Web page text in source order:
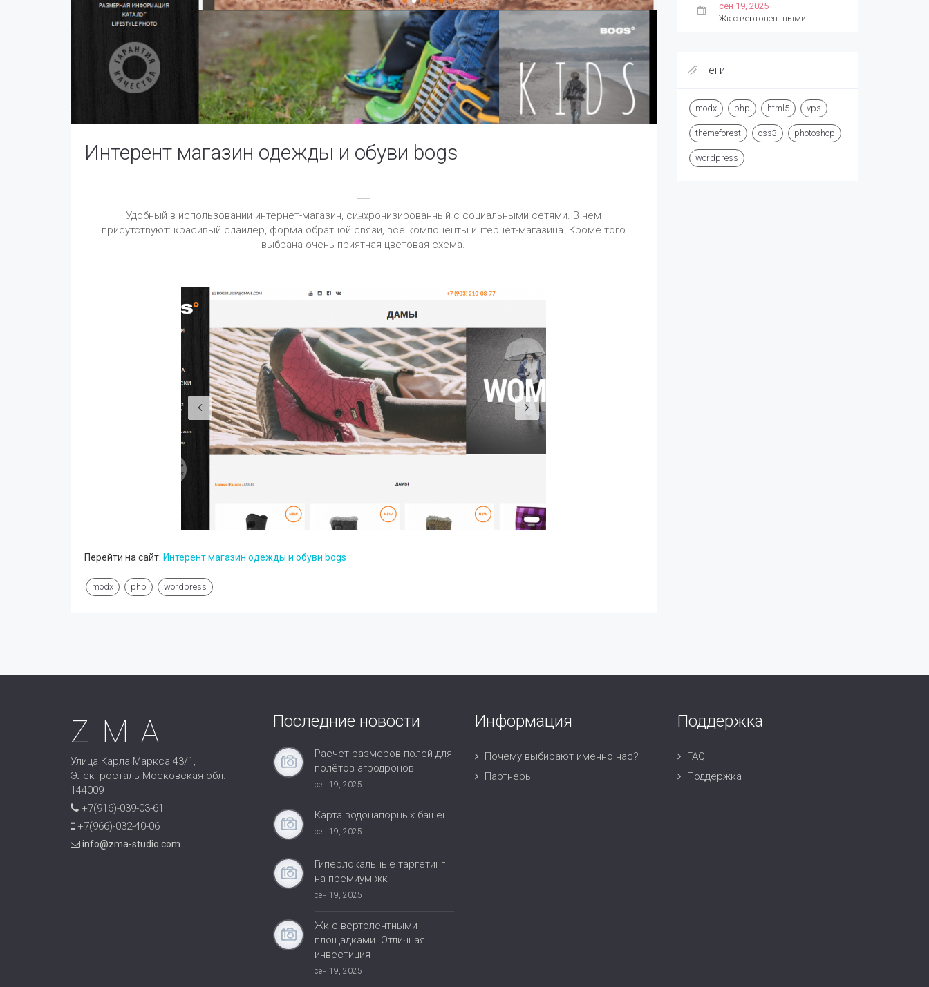
Интерент магазин одежды и обуви bogs
Удобный в использовании интернет-магазин, синхронизированный с социальными сетями. В нем
присутствуют: красивый слайдер, форма обратной связи, все компоненты интернет-магазина. Кроме того
выбрана очень приятная цветовая схема.
Предыдущий
Перейти на сайт: Интерент магазин одежды и обуви bogs
modx php wordpress
сен 19, 2025
Жк с вертолентными
ноя 30, 2024
калькулятор
дек 26, 2016
Ваш сайт удобен для
пользователей?
Теги
modx php html5 vps
themeforest css3 photoshop
wordpress
ZMA
Улица Карла Маркса 43/1,
Электросталь Московская обл.
144009
+7(916)-039-03-61
+7(966)-032-40-06
info@zma-studio.com
Последние новости
Расчет размеров полей для
полётов агродронов
сен 19, 2025
Карта водонапорных башен
сен 19, 2025
Гиперлокальные таргетинг
на премиум жк
сен 19, 2025
Жк с вертолентными
площадками. Отличная
инвестиция
сен 19, 2025
Информация
Почему выбирают именно нас?
Партнеры
Поддержка
FAQ
Поддержка